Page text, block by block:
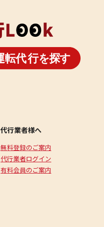
代行業者様へ
無料登録のご案内
代行業者ログイン
有料会員のご案内